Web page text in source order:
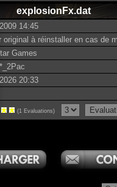
explosionFx.dat
14:45
original à réinstaller en cas de
Games
20:33
(1 Evaluations)